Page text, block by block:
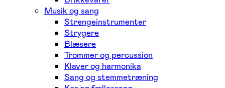
Musik og sang
Strengeinstrumenter
Strygere
Blæsere
Trommer og percussion
Klaver og harmonika
Sang og stemmetræning